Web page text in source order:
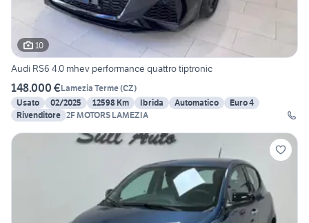
10
Audi RS6 4.0 mhev performance quattro tiptronic
148.000 €Lamezia Terme(CZ)
Usato
02/2025 12598 Km Ibrida Automatico
Euro 4
Rivenditore 2F MOTORS LAMEZIA